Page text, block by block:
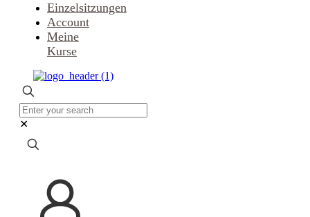
Einzelsitzungen
Account
Meine
Kurse
✕